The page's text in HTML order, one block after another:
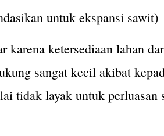
untuk ekspansi sawit)
karena ketersediaan lahan
sangat kecil akibat
tidak layak untuk perluasan